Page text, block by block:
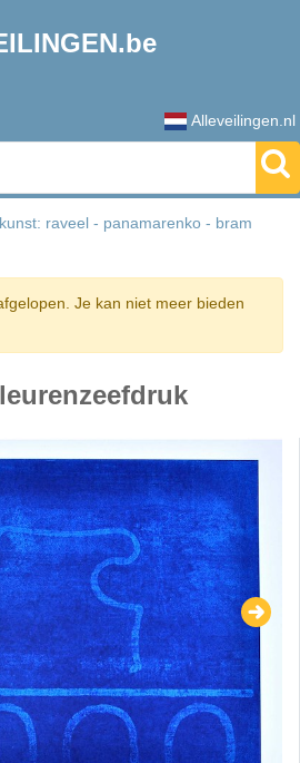
Alleveilingen.nl
raveel - panamarenko - bram
Je kan niet meer bieden